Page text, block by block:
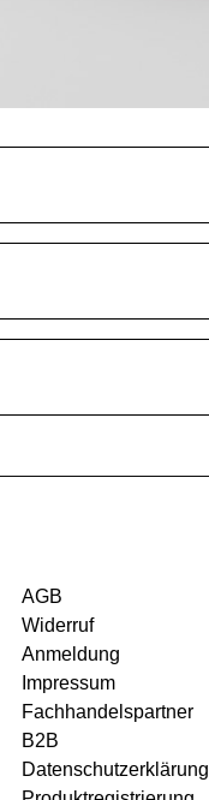
AGB
Widerruf
Anmeldung
Impressum
Fachhandelspartner
B2B
Datenschutzerklärung